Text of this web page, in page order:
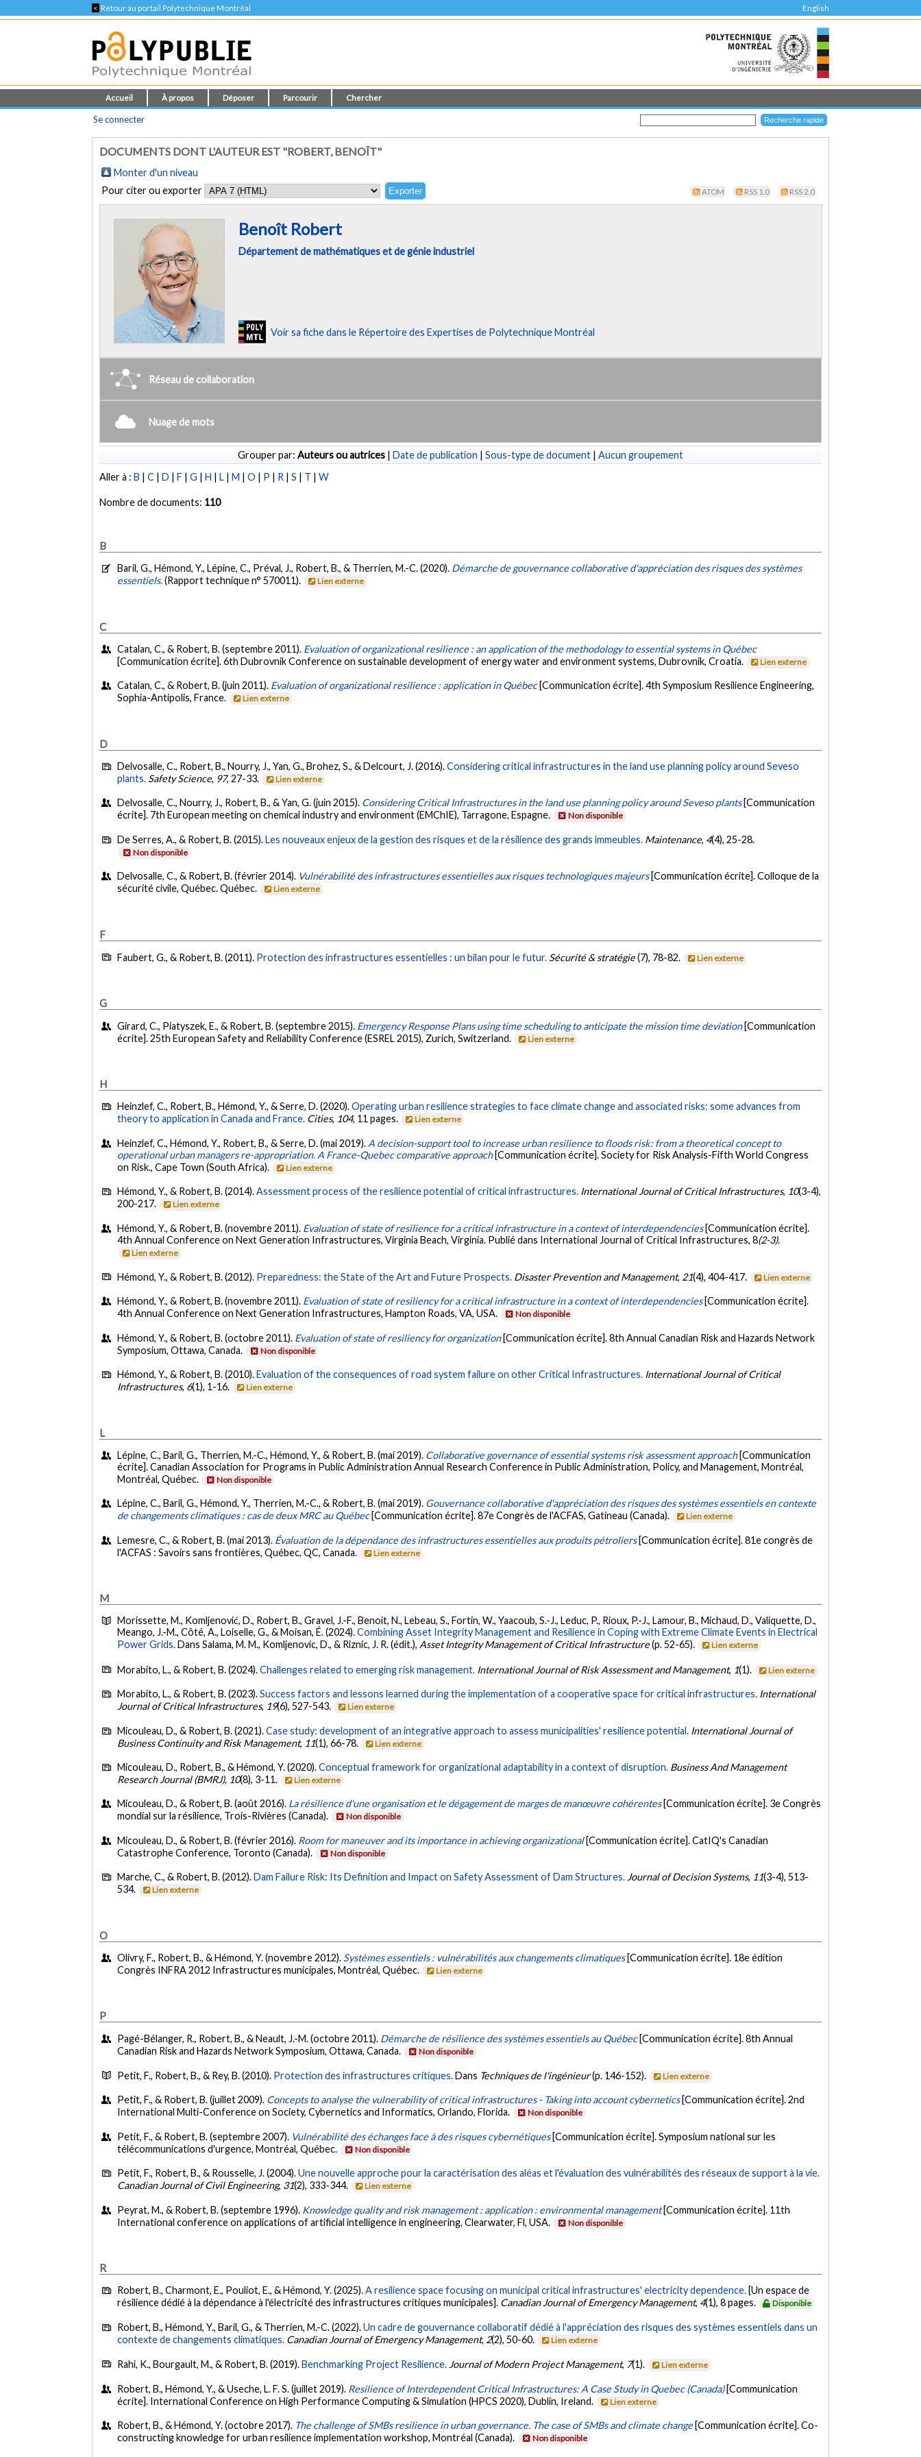
< Retour au portail Polytechnique Montréal English
Accueil À propos Déposer Parcourir Chercher
Se connecter
DOCUMENTS DONT L'AUTEUR EST "ROBERT, BENOÎT"
Monter d'un niveau
Pour citer ou exporter
ATOM RSS 1.0 RSS 2.0
Benoît Robert
Département de mathématiques et de génie industriel
Voir sa fiche dans le Répertoire des Expertises de Polytechnique Montréal
Réseau de collaboration
Nuage de mots
Grouper par: Auteurs ou autrices | Date de publication | Sous-type de document | Aucun groupement
Aller à :B |C |D |F |G |H |L |M |O | P | R |S | T |W
Nombre de documents: 110
B
Baril, G., Hémond, Y., Lépine, C., Préval, J., Robert, B., & Therrien, M.-C. (2020). Démarche de gouvernance collaborative d'appréciation des risques des systèmes
essentiels.(Rapport technique n° 570011). Lien externe
C
Catalan, C., & Robert, B. (septembre 2011). Evaluation of organizational resilience : an application of the methodology to essential systems in Québec
[Communication écrite]. 6th Dubrovnik Conference on sustainable development of energy water and environment systems, Dubrovnik, Croatia.
Lien externe
Catalan, C., & Robert, B. (juin 2011). Evaluation of organizational resilience : application in Québec [Communication écrite]. 4th Symposium Resilience Engineering,
Sophia-Antipolis, France.
Lien externe
D
Delvosalle, C., Robert, B., Nourry, J., Yan, G., Brohez, S., & Delcourt, J. (2016).Considering critical infrastructures in the land use planning policy around Seveso
plants. Safety Science, 97, 27-33. Lien externe
Delvosalle, C., Nourry, J., Robert, B., & Yan, G. (juin 2015). Considering Critical Infrastructures in the land use planning policy around Seveso plants [Communication
écrite]. 7th European meeting on chemical industry and environment (EMChIE), Tarragone, Espagne.
Non disponible
De Serres, A., & Robert, B. (2015).Les nouveaux enjeux de la gestion des risques et de la résilience des grands immeubles. Maintenance, 4(4), 25-28.
Non disponible
Delvosalle, C., & Robert, B. (février 2014). Vulnérabilité des infrastructures essentielles aux risques technologiques majeurs [Communication écrite]. Colloque de la
sécurité civile, Québec. Québec.
Lien externe
F
Faubert, G., & Robert, B. (2011). Protection des infrastructures essentielles : un bilan pour le futur. Sécurité & stratégie(7), 78-82. Lien externe
G
Girard, C., Piatyszek, E., & Robert, B. (septembre 2015). Emergency Response Plans using time scheduling to anticipate the mission time deviation [Communication
écrite]. 25th European Safety and Reliability Conference (ESREL 2015), Zurich, Switzerland.
Lien externe
H
Heinzlef, C., Robert, B., Hémond, Y., & Serre, D. (2020).Operating urban resilience strategies to face climate change and associated risks: some advances from
theory to application in Canada and France. Cities, 104, 11 pages. Lien externe
Heinzlef, C., Hémond, Y., Robert, B., & Serre, D. (mai 2019). A decision-support tool to increase urban resilience to floods risk: from a theoretical concept to
operational urban managers re-appropriation. A France-Quebec comparative approach [Communication écrite]. Society for Risk Analysis-Fifth World Congress
on Risk., Cape Town (South Africa).
Lien externe
Hémond, Y., & Robert, B. (2014).Assessment process of the resilience potential of critical infrastructures. International Journal of Critical Infrastructures, 10(3-4),
200-217.
Lien externe
Hémond, Y., & Robert, B. (novembre 2011). Evaluation of state of resilience for a critical infrastructure in a context of interdependencies [Communication écrite].
4th Annual Conference on Next Generation Infrastructures, Virginia Beach, Virginia. Publié dans International Journal of Critical Infrastructures, 8(2-3).
Lien externe
Hémond, Y., & Robert, B. (2012). Preparedness: the State of the Art and Future Prospects. Disaster Prevention and Management, 21(4), 404-417. Lien externe
Hémond, Y., & Robert, B. (novembre 2011). Evaluation of state of resiliency for a critical infrastructure in a context of interdependencies [Communication écrite].
4th Annual Conference on Next Generation Infrastructures, Hampton Roads, VA, USA.
Non disponible
Hémond, Y., & Robert, B. (octobre 2011). Evaluation of state of resiliency for organization [Communication écrite]. 8th Annual Canadian Risk and Hazards Network
Symposium, Ottawa, Canada.
Non disponible
Hémond, Y., & Robert, B. (2010).Evaluation of the consequences of road system failure on other Critical Infrastructures. International Journal of Critical
Infrastructures, 6(1), 1-16. Lien externe
L
Lépine, C., Baril, G., Therrien, M.-C., Hémond, Y., & Robert, B. (mai 2019). Collaborative governance of essential systems risk assessment approach [Communication
écrite]. Canadian Association for Programs in Public Administration Annual Research Conference in Public Administration, Policy, and Management, Montréal,
Montréal, Québec.
Non disponible
Lépine, C., Baril, G., Hémond, Y., Therrien, M.-C., & Robert, B. (mai 2019). Gouvernance collaborative d'appréciation des risques des systèmes essentiels en contexte
de changements climatiques : cas de deux MRC au Québec [Communication écrite]. 87e Congrès de l'ACFAS, Gatineau (Canada). Lien externe
Lemesre, C., & Robert, B. (mai 2013). Évaluation de la dépendance des infrastructures essentielles aux produits pétroliers [Communication écrite]. 81e congrès de
l'ACFAS : Savoirs sans frontières, Québec, QC, Canada.
Lien externe
M
Morissette, M., Komljenović, D., Robert, B., Gravel, J.-F., Benoit, N., Lebeau, S., Fortin, W., Yaacoub, S.-J., Leduc, P., Rioux, P.-J., Lamour, B., Michaud, D., Valiquette, D.,
Meango, J.-M., Côté, A., Loiselle, G., & Moisan, É. (2024).Combining Asset Integrity Management and Resilience in Coping with Extreme Climate Events in Electrical
Power Grids. Dans Salama, M. M., Komljenovic, D., & Riznic, J. R. (édit.),Asset Integrity Management of Critical Infrastructure(p. 52-65). Lien externe
Morabito, L., & Robert, B. (2024).Challenges related to emerging risk management. International Journal of Risk Assessment and Management, 1(1). Lien externe
Morabito, L., & Robert, B. (2023).Success factors and lessons learned during the implementation of a cooperative space for critical infrastructures. International
Journal of Critical Infrastructures, 19(6), 527-543. Lien externe
Micouleau, D., & Robert, B. (2021).Case study: development of an integrative approach to assess municipalities' resilience potential. International Journal of
Business Continuity and Risk Management, 11(1), 66-78. Lien externe
Micouleau, D., Robert, B., & Hémond, Y. (2020).Conceptual framework for organizational adaptability in a context of disruption. Business And Management
Research Journal (BMRJ), 10(8), 3-11. Lien externe
Micouleau, D., & Robert, B. (août 2016). La résilience d'une organisation et le dégagement de marges de manœuvre cohérentes [Communication écrite]. 3e Congrès
mondial sur la résilience, Trois-Rivières (Canada).
Non disponible
Micouleau, D., & Robert, B. (février 2016). Room for maneuver and its importance in achieving organizational [Communication écrite]. CatIQ's Canadian
Catastrophe Conference, Toronto (Canada).
Non disponible
Marche, C., & Robert, B. (2012).Dam Failure Risk: Its Definition and Impact on Safety Assessment of Dam Structures. Journal of Decision Systems, 11(3-4), 513-
534.
Lien externe
O
Olivry, F., Robert, B., & Hémond, Y. (novembre 2012). Systèmes essentiels : vulnérabilités aux changements climatiques [Communication écrite]. 18e édition
Congrès INFRA 2012 Infrastructures municipales, Montréal, Québec.
Lien externe
P
Pagé-Bélanger, R., Robert, B., & Neault, J.-M. (octobre 2011). Démarche de résilience des systèmes essentiels au Québec [Communication écrite]. 8th Annual
Canadian Risk and Hazards Network Symposium, Ottawa, Canada.
Non disponible
Petit, F., Robert, B., & Rey, B. (2010). Protection des infrastructures critiques.Dans Techniques de l'ingénieur(p. 146-152). Lien externe
Petit, F., & Robert, B. (juillet 2009). Concepts to analyse the vulnerability of critical infrastructures - Taking into account cybernetics [Communication écrite]. 2nd
International Multi-Conference on Society, Cybernetics and Informatics, Orlando, Florida.
Non disponible
Petit, F., & Robert, B. (septembre 2007). Vulnérabilité des échanges face à des risques cybernétiques [Communication écrite]. Symposium national sur les
télécommunications d'urgence, Montréal, Québec.
Non disponible
Petit, F., Robert, B., & Rousselle, J. (2004).Une nouvelle approche pour la caractérisation des aléas et l'évaluation des vulnérabilités des réseaux de support à la vie.
Canadian Journal of Civil Engineering, 31(2), 333-344. Lien externe
Peyrat, M., & Robert, B. (septembre 1996). Knowledge quality and risk management : application : environmental management [Communication écrite]. 11th
International conference on applications of artificial intelligence in engineering, Clearwater, Fl, USA.
Non disponible
R
Robert, B., Charmont, E., Pouliot, E., & Hémond, Y. (2025).A resilience space focusing on municipal critical infrastructures' electricity dependence. [Un espace de
résilience dédié à la dépendance à l'électricité des infrastructures critiques municipales]. Canadian Journal of Emergency Management, 4(1), 8 pages. Disponible
Robert, B., Hémond, Y., Baril, G., & Therrien, M.-C. (2022).Un cadre de gouvernance collaboratif dédié à l'appréciation des risques des systèmes essentiels dans un
contexte de changements climatiques. Canadian Journal of Emergency Management, 2(2), 50-60. Lien externe
Rahi, K., Bourgault, M., & Robert, B. (2019).Benchmarking Project Resilience. Journal of Modern Project Management, 7(1). Lien externe
Robert, B., Hémond, Y., & Useche, L. F. S. (juillet 2019). Resilience of Interdependent Critical Infrastructures: A Case Study in Quebec (Canada) [Communication
écrite]. International Conference on High Performance Computing & Simulation (HPCS 2020), Dublin, Ireland.
Lien externe
Robert, B., & Hémond, Y. (octobre 2017). The challenge of SMBs resilience in urban governance. The case of SMBs and climate change [Communication écrite]. Co-
constructing knowledge for urban resilience implementation workshop, Montréal (Canada).
Non disponible